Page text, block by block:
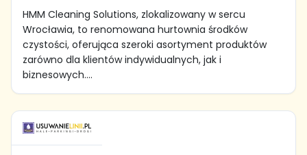
HMM Cleaning Solutions, zlokalizowany w sercu
Wrocławia, to renomowana hurtownia środków
czystości, oferująca szeroki asortyment produktów
zarówno dla klientów indywidualnych, jak i
biznesowych....